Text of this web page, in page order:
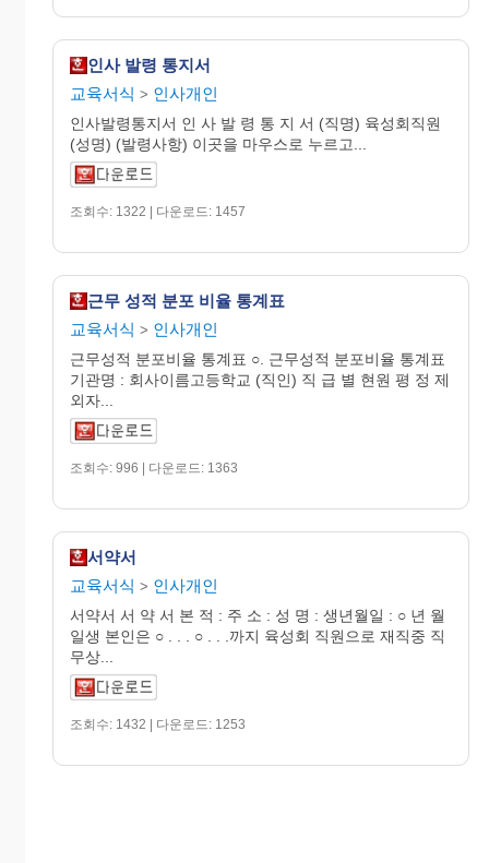
인사 발령 통지서
교육서식 > 인사개인
인사발령통지서 인 사 발 령 통 지 서 (직명) 육성회직원
(성명) (발령사항) 이곳을 마우스로 누르고...
조회수: 1322 | 다운로드: 1457
근무 성적 분포 비율 통계표
교육서식 > 인사개인
근무성적 분포비율 통계표 ○. 근무성적 분포비율 통계표
기관명 : 회사이름고등학교 (직인) 직 급 별 현원 평 정 제
외자...
조회수: 996 | 다운로드: 1363
서약서
교육서식 > 인사개인
서약서 서 약 서 본 적 : 주 소 : 성 명 : 생년월일 : ○ 년 월
일생 본인은 ○ . . . ○ . . .까지 육성회 직원으로 재직중 직
무상...
조회수: 1432 | 다운로드: 1253